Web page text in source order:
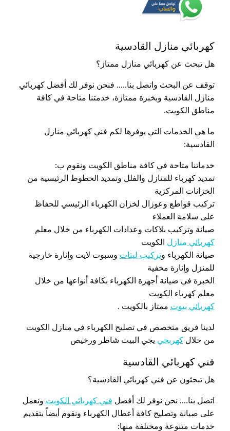
كهربائي منازل القادسية
هل تبحث عن كهربائي منازل ممتاز؟
توقف عن البحث واتصل بنا….. فنحن نوفر لك أفضل كهربائي
منازل القادسية وبخبرة ممتازة، خدمتنا متاحة في كافة
مناطق الكويت.
ما هي الخدمات التي يوفرها لكم فني كهربائي منازل
القادسية:
خدماتنا متاحة في كافة مناطق الكويت ونقوم ب:
تمديد كهرباء للمنازل والفلل وتمديد الخطوط الرئيسية من
الخزانات المركزية
تركيب قواطع وعوزال لخزان الكهرباء الرئيسي للحفاظ
على سلامة العملاء
صيانة وتركيب بلاكات وعدادات الكهرباء من خلال معلم
كهربائي منازل الكويت
صيانة الكهرباء وتركيب ليتات وسبوت لايت وإنارة خارجية
للمنزل وإنارة مخفية
الخبرة في صيانة أجهزة الكهرباء بكافة أنواعها من خلال
معلم كهرباء الكويت
كهربائي بيوت ممتاز بالكويت .
لدينا فريق متخصص في تصليح الكهرباء في منازل الكويت
من خلال كهربجي يجي البيت شاطر ورخيص
فني كهربائي القادسية
هل تبحثون عن فني كهربائي القادسية؟
اتصل بنا…. نحن نوفر لك أفضل فني كهربائي الكويت ونعمل
على صيانة وتصليح كافة أعطال الكهرباء ونقوم أيضاً بتقديم
خدمات متنوعة ومختلفة منها: